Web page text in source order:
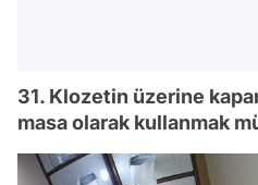
31. Klozetin üzerine
masa olarak kullanmak